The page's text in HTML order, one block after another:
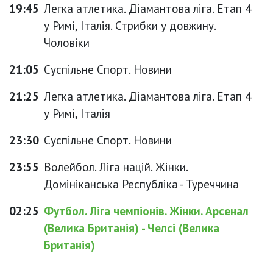
19:45 Легка атлетика. Діамантова ліга. Етап 4
у Римі, Італія. Стрибки у довжину.
Чоловіки
21:05 Суспільне Спорт. Новини
21:25 Легка атлетика. Діамантова ліга. Етап 4
у Римі, Італія
23:30 Суспільне Спорт. Новини
23:55 Волейбол. Ліга націй. Жінки.
Домініканська Республіка - Туреччина
02:25 Футбол. Ліга чемпіонів. Жінки. Арсенал
(Велика Британія) - Челсі (Велика
Британія)